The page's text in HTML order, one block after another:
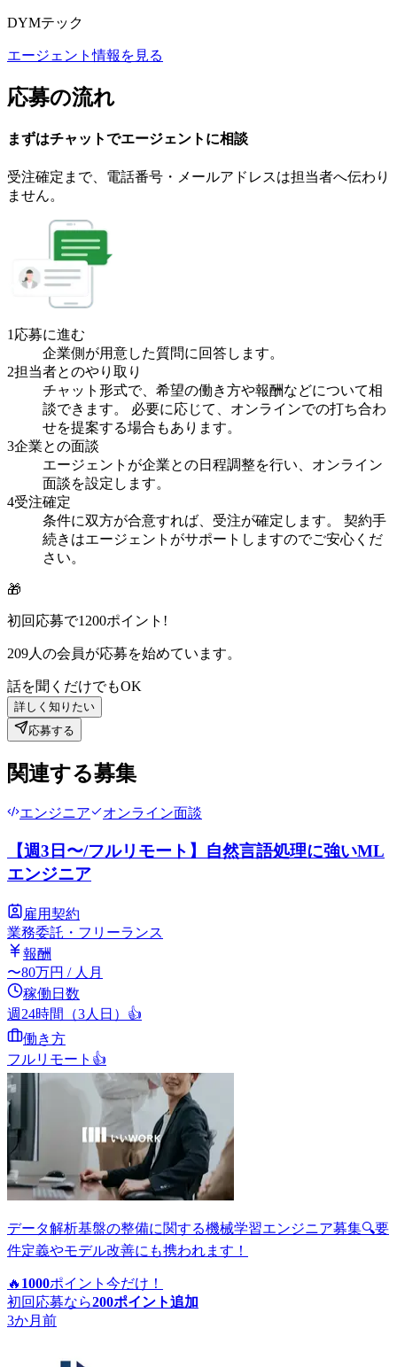
DYMテック
エージェント情報を見る
応募の流れ
まずはチャットでエージェント に相談
受注確定まで、 電話番号・メールアドレスは担当者へ伝わり
ません。
1 応募に進む
企業側が用意した質問に回答します。
2担当者とのやり取り
チャット形式で、希望の働き方や報酬などについて相
談できます。 必要に応じて、オンラインでの打ち合わ
せを提案する場合もあります。
3企業との面談
エージェントが企業との日程調整を行い、オンライン
面談を設定します。
4受注確定
条件に双方が合意すれば、受注が確定します。 契約手
続きはエージェントがサポートしますのでご安心くだ
さい。
🎁
初回応募で1200ポイント!
209人の会員が応募を始めています。
話を聞くだけでもOK
詳しく知りたい
応募する
関連する募集
エンジニア オンライン面談
【週3日〜/フルリモート】自然言語処理に強いML
エンジニア
雇用契約
業務委託・フリーランス
報酬
〜80万円 / 人月
稼働日数
週24時間（3人日） 👍
働き方
フルリモート 👍
データ解析基盤の整備に関する機械学習エンジニア募集🔍要
件定義やモデル改善にも携われます！
🔥 1000ポイント 今だけ！
初回応募なら200ポイント追加
3か月前